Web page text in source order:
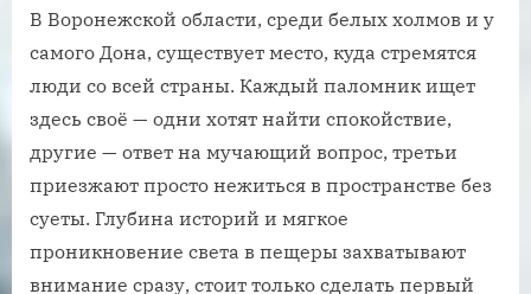
В Воронежской области, среди белых холмов и у
самого Дона, существует место, куда стремятся
люди со всей страны. Каждый паломник ищет
здесь своё — одни хотят найти спокойствие,
другие — ответ на мучающий вопрос, третьи
приезжают просто нежиться в пространстве без
суеты. Глубина историй и мягкое
проникновение света в пещеры захватывают
внимание сразу, стоит только сделать первый